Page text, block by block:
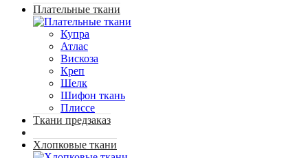
Плательные ткани
Купра
Атлас
Вискоза
Креп
Шелк
Шифон ткань
Плиссе
Ткани предзаказ
Хлопковые ткани